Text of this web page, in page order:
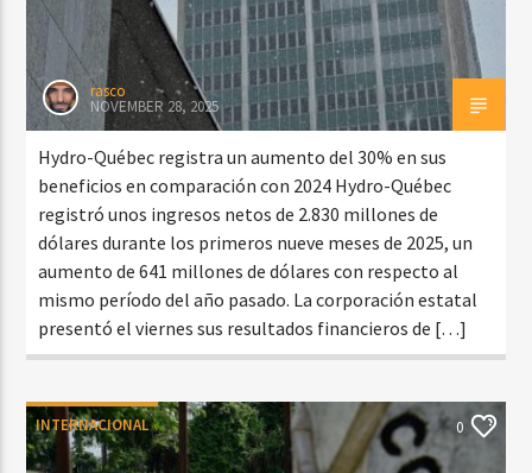
rasco
NOVEMBER 28, 2025
Hydro-Québec registra un aumento del 30% en sus
beneficios en comparación con 2024 Hydro-Québec
registró unos ingresos netos de 2.830 millones de
dólares durante los primeros nueve meses de 2025, un
aumento de 641 millones de dólares con respecto al
mismo período del año pasado. La corporación estatal
presentó el viernes sus resultados financieros de […]
INTERNACIONAL 0